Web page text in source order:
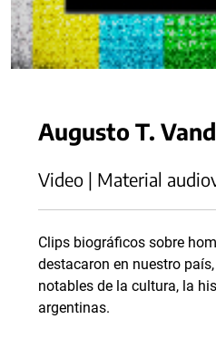
Augusto T.
Video | Material
Clips biográficos sobre
destacaron en nuestro
notables de la cultura, la
argentinas.